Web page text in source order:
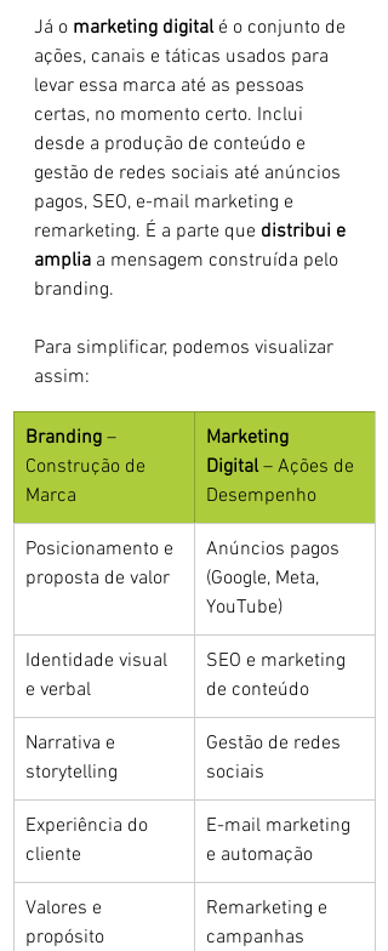
Já o marketing digital é o conjunto de
ações, canais e táticas usados para
levar essa marca até as pessoas
certas, no momento certo. Inclui
desde a produção de conteúdo e
gestão de redes sociais até anúncios
pagos, SEO, e-mail marketing e
remarketing. É a parte que distribui e
amplia a mensagem construída pelo
branding.
Para simplificar, podemos visualizar
assim:
Branding –
Construção de
Marca
Marketing
Digital – Ações de
Desempenho
Posicionamento e
proposta de valor
Anúncios pagos
(Google, Meta,
YouTube)
Identidade visual
e verbal
SEO e marketing
de conteúdo
Narrativa e
storytelling
Gestão de redes
sociais
Experiência do
cliente
E-mail marketing
e automação
Valores e
propósito
Remarketing e
campanhas